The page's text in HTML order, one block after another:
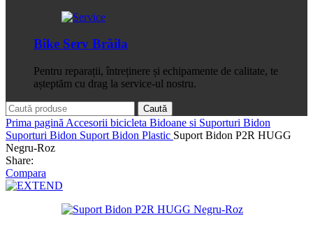
Bike Serv Brăila
Pentru reparații, întreținere și echipamente de calitate, te
așteptăm cu drag la service-ul nostru.
Caută
Prima pagină Accesorii bicicleta Bidoane si Suporturi Bidon
Suporturi Bidon Suport Bidon Plastic Suport Bidon P2R HUGG
Negru-Roz
Share:
Compara